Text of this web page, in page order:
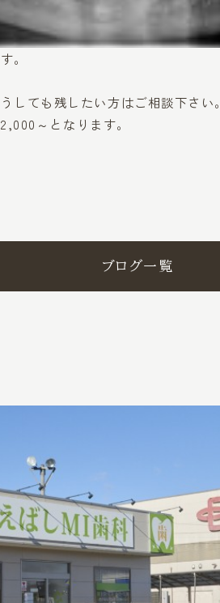
。
しても残したい方はご相談下さい。
～となります。
ブログ一覧